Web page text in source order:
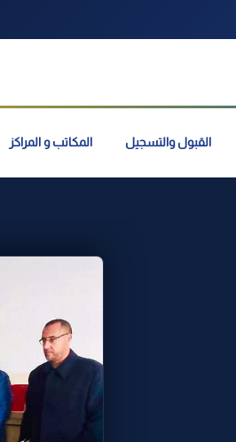
القبول والتسجيل المكاتب و المراكز